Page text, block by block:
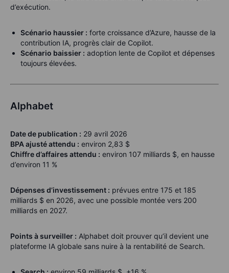
d’exécution.
Scénario haussier : forte croissance d’Azure, hausse de la
contribution IA, progrès clair de Copilot.
Scénario baissier : adoption lente de Copilot et dépenses
toujours élevées.
Alphabet
Date de publication : 29 avril 2026
BPA ajusté attendu : environ 2,83 $
Chiffre d’affaires attendu : environ 107 milliards $, en hausse
d’environ 11 %
Dépenses d’investissement : prévues entre 175 et 185
milliards $ en 2026, avec une possible montée vers 200
milliards en 2027.
Points à surveiller : Alphabet doit prouver qu’il devient une
plateforme IA globale sans nuire à la rentabilité de Search.